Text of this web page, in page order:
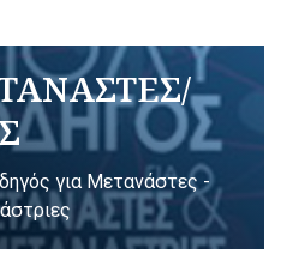
για Μετανάστες -